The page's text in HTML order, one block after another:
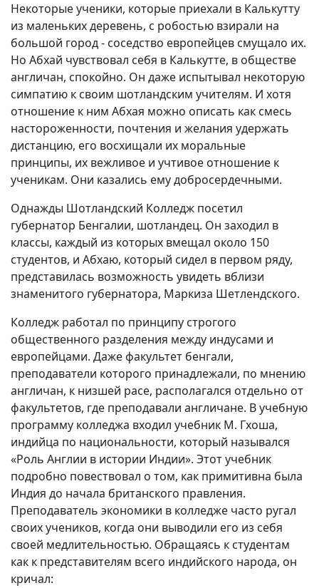
Некоторые ученики, которые приехали в Калькутту
из маленьких деревень, с робостью взирали на
большой город - соседство европейцев смущало их.
Но Абхай чувствовал себя в Калькутте, в обществе
англичан, спокойно. Он даже испытывал некоторую
симпатию к своим шотландским учителям. И хотя
отношение к ним Абхая можно описать как смесь
настороженности, почтения и желания удержать
дистанцию, его восхищали их моральные
принципы, их вежливое и учтивое отношение к
ученикам. Они казались ему добросердечными.
Однажды Шотландский Колледж посетил
губернатор Бенгалии, шотландец. Он заходил в
классы, каждый из которых вмещал около 150
студентов, и Абхаю, который сидел в первом ряду,
представилась возможность увидеть вблизи
знаменитого губернатора, Маркиза Шетлендского.
Колледж работал по принципу строгого
общественного разделения между индусами и
европейцами. Даже факультет бенгали,
преподаватели которого принадлежали, по мнению
англичан, к низшей расе, располагался отдельно от
факультетов, где преподавали англичане. В учебную
программу колледжа входил учебник М. Гхоша,
индийца по национальности, который назывался
«Роль Англии в истории Индии». Этот учебник
подробно повествовал о том, как примитивна была
Индия до начала британского правления.
Преподаватель экономики в колледже часто ругал
своих учеников, когда они выводили его из себя
своей медлительностью. Обращаясь к студентам
как к представителям всего индийского народа, он
кричал: